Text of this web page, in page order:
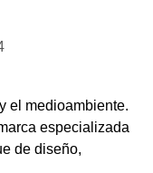
el medioambiente.
especializada
de diseño,